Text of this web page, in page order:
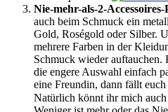
Nie-mehr-als-2-
auch beim Schmuck ein
Gold, Roségold oder Silber.
mehrere Farben in der
Schmuck wieder auftauchen.
die engere Auswahl einfach
eine Freundin, dann fällt
Natürlich könnt ihr mich